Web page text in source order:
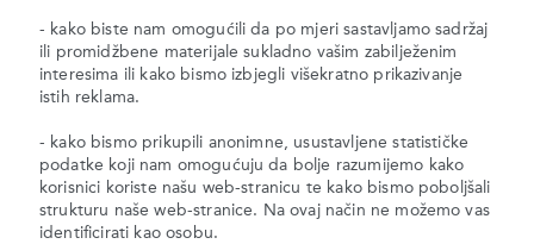
- kako biste nam omogućili da po mjeri sastavljamo sadržaj
ili promidžbene materijale sukladno vašim zabilježenim
interesima ili kako bismo izbjegli višekratno prikazivanje
istih reklama.
- kako bismo prikupili anonimne, usustavljene statističke
podatke koji nam omogućuju da bolje razumijemo kako
korisnici koriste našu web-stranicu te kako bismo poboljšali
strukturu naše web-stranice. Na ovaj način ne možemo vas
identificirati kao osobu.